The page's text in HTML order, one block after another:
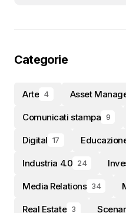
Categorie
Arte 4 Asset
Comunicati stampa 9
Digital 17
Industria 4.0 24
Media Relations 34
Real Estate 3